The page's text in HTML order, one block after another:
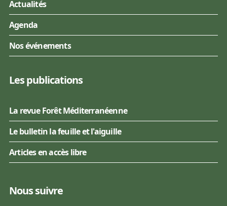
Actualités
Agenda
Nos événements
Les publications
La revue Forêt Méditerranéenne
Le bulletin la feuille et l'aiguille
Articles en accès libre
Nous suivre